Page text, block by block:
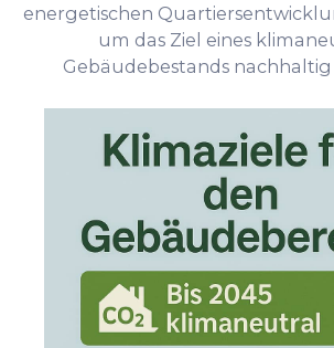
energetischen
um das Ziel eines
Gebäudebestands nachhaltig